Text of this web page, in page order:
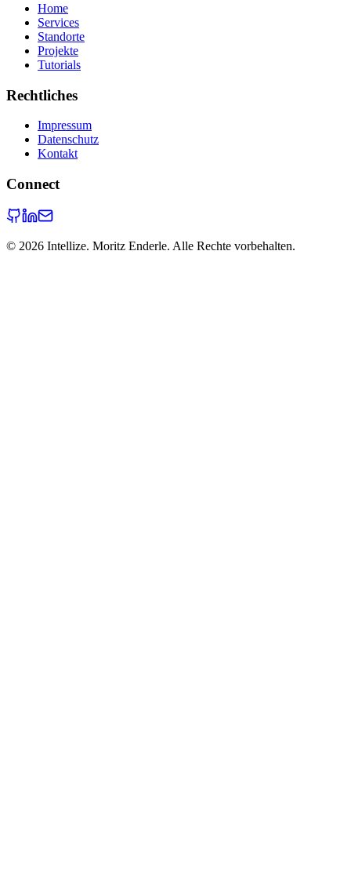
Home
Services
Standorte
Projekte
Tutorials
Rechtliches
Impressum
Datenschutz
Kontakt
Connect
© 2026 Intellize. Moritz Enderle. Alle Rechte vorbehalten.